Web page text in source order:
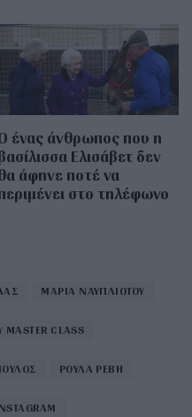
ένας άνθρωπος που η
Ελισάβετ δεν
άφηνε ποτέ να
στο τηλέφωνο
ΜΑΡΙΑ ΝΑΥΠΛΙΩΤΟΥ
CLASS
ΡΟΥΛΑ ΡΕΒΗ